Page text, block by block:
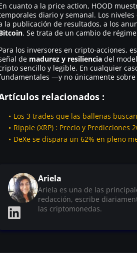
cuanto a la price action, HOOD
diario y semanal. Los
la publicación de resultados, a los
. Se trata de un cambio de
los inversores en cripto-acciones,
de madurez y resiliencia del
sencillo y legible. En cualquier
—y no únicamente
relacionados :
Los 3 trades que las ballenas
Ripple (XRP) : Precio y Predicciones
DeXe se dispara un 62% en pleno
Ariela
Ariela es una de las
redacción, escribe
las criptomonedas.